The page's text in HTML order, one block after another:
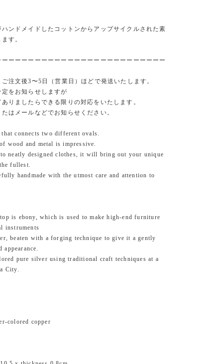
ンドメイドしたコットンからアップサイクルされた素
す。
ーーーーーーーーーーーーーーーーーーーーーーーー
注文後3〜5日（営業日）ほどで発送いたします。
をお知らせしますが
りましたらできる限りの対応をいたします。
はメールなどでお知らせください。
connects two different ovals.
wood and metal is impressive.
neatly designed clothes, it will bring out your unique
fullest.
handmade with the utmost care and attention to
is ebony, which is used to make high-end furniture
instruments
beaten with a forging technique to give it a gently
appearance.
pure silver using traditional craft techniques at a
City.
colored copper